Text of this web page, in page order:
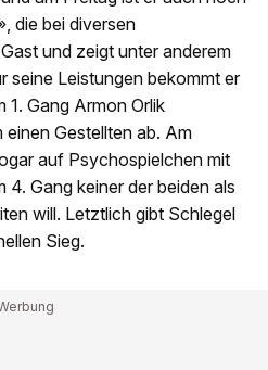
die bei diversen
und zeigt unter anderem
seine Leistungen bekommt er
Gang Armon Orlik
Gestellten ab. Am
auf Psychospielchen mit
4. Gang keiner der beiden als
will. Letztlich gibt Schlegel
Sieg.